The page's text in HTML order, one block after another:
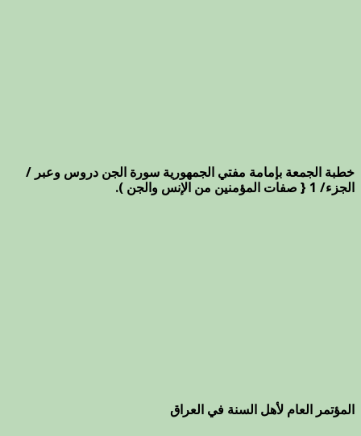
خطبة الجمعة بإمامة مفتي الجمهورية سورة الجن دروس وعبر /
الجزء/ 1 { صفات المؤمنين من الإنس والجن ).
المؤتمر العام لأهل السنة في العراق